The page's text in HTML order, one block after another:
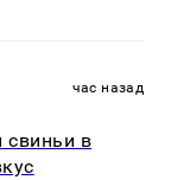
час назад
свиньи в